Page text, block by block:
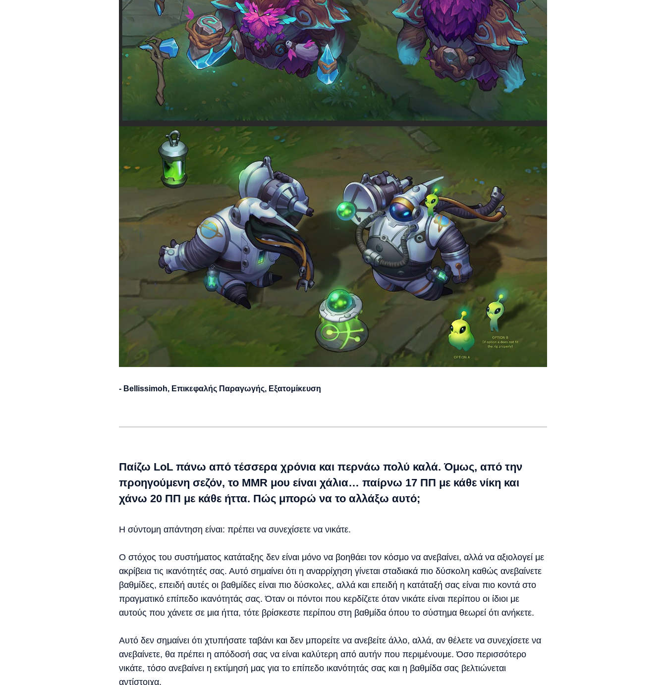
- Bellissimoh, Επικεφαλής Παραγωγής, Εξατομίκευση
Παίζω LoL πάνω από τέσσερα χρόνια και περνάω πολύ καλά. Όμως, από την
προηγούμενη σεζόν, το MMR μου είναι χάλια… παίρνω 17 ΠΠ με κάθε νίκη και
χάνω 20 ΠΠ με κάθε ήττα. Πώς μπορώ να το αλλάξω αυτό;
Η σύντομη απάντηση είναι: πρέπει να συνεχίσετε να νικάτε.
Ο στόχος του συστήματος κατάταξης δεν είναι μόνο να βοηθάει τον κόσμο να ανεβαίνει, αλλά να αξιολογεί με
ακρίβεια τις ικανότητές σας. Αυτό σημαίνει ότι η αναρρίχηση γίνεται σταδιακά πιο δύσκολη καθώς ανεβαίνετε
βαθμίδες, επειδή αυτές οι βαθμίδες είναι πιο δύσκολες, αλλά και επειδή η κατάταξή σας είναι πιο κοντά στο
πραγματικό επίπεδο ικανότητάς σας. Όταν οι πόντοι που κερδίζετε όταν νικάτε είναι περίπου οι ίδιοι με
αυτούς που χάνετε σε μια ήττα, τότε βρίσκεστε περίπου στη βαθμίδα όπου το σύστημα θεωρεί ότι ανήκετε.
Αυτό δεν σημαίνει ότι χτυπήσατε ταβάνι και δεν μπορείτε να ανεβείτε άλλο, αλλά, αν θέλετε να συνεχίσετε να
ανεβαίνετε, θα πρέπει η απόδοσή σας να είναι καλύτερη από αυτήν που περιμένουμε. Όσο περισσότερο
νικάτε, τόσο ανεβαίνει η εκτίμησή μας για το επίπεδο ικανότητάς σας και η βαθμίδα σας βελτιώνεται
αντίστοιχα.